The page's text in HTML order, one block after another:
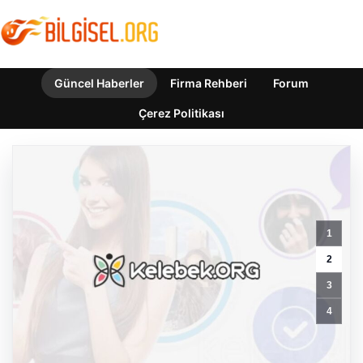
Güncel Haberler Firma Rehberi Forum
Çerez Politikası
1
2
3
4
Terörle
Mücadelede
Teklifi